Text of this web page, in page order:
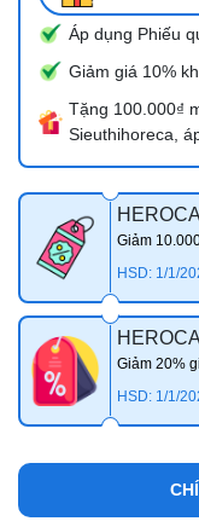
Áp dụng Phiếu
Giảm giá 10%
Tặng 100.000₫
Sieuthihoreca,
Giảm
HSD: 1/1/
Giảm 20%
HSD: 1/1/